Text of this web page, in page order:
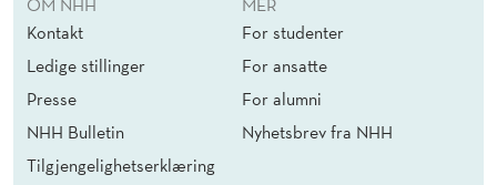
Kontakt
Ledige stillinger
Presse
NHH Bulletin
Tilgjengelighetserklæring
For studenter
For ansatte
For alumni
Nyhetsbrev fra NHH